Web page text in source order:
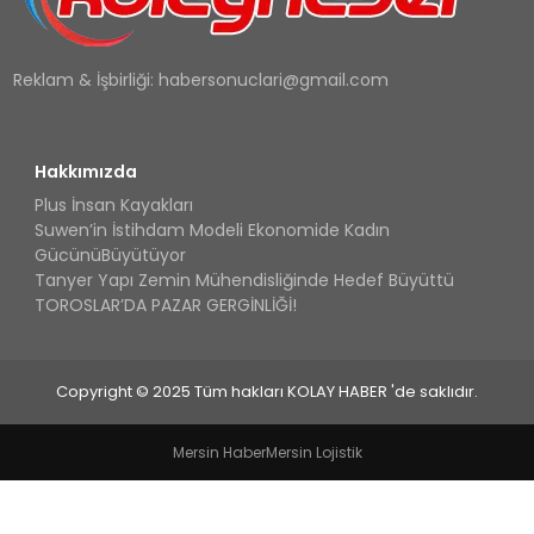
Reklam & İşbirliği: habersonuclari@gmail.com
Hakkımızda
Plus İnsan Kayakları
Suwen’in İstihdam Modeli Ekonomide Kadın
GücünüBüyütüyor
Tanyer Yapı Zemin Mühendisliğinde Hedef Büyüttü
TOROSLAR’DA PAZAR GERGİNLİĞİ!
Copyright © 2025 Tüm hakları KOLAY HABER 'de saklıdır.
Mersin HaberMersin Lojistik